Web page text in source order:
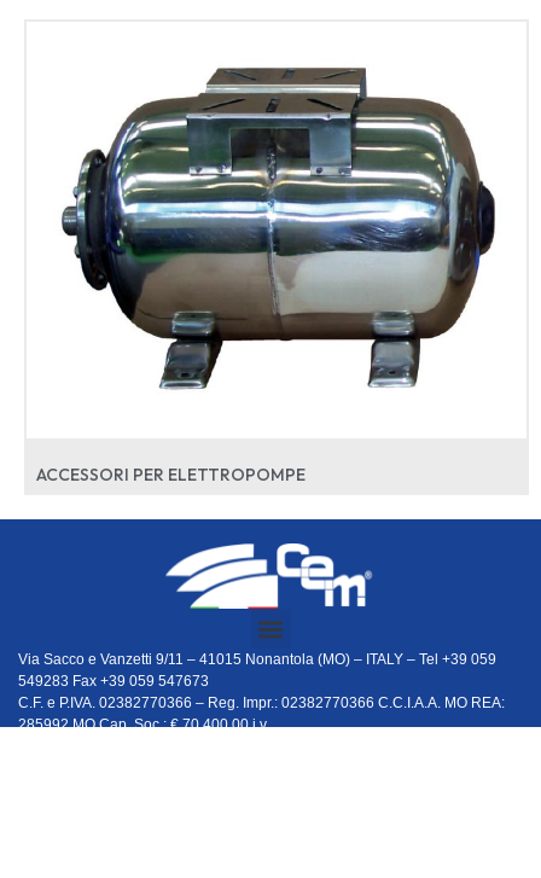
ACCESSORI PER ELETTROPOMPE
Via Sacco e Vanzetti 9/11 – 41015 Nonantola (MO) – ITALY – Tel +39 059
549283 Fax +39 059 547673
C.F. e P.IVA. 02382770366 – Reg. Impr.: 02382770366 C.C.I.A.A. MO REA:
285992 MO Cap. Soc.: € 70.400,00 i.v.